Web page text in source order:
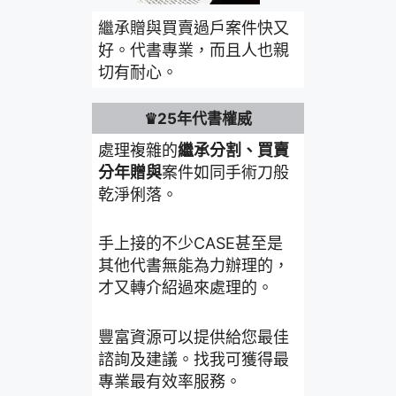
繼承贈與買賣過戶案件快又
好。代書專業，而且人也親
切有耐心。
♛25年代書權威
處理複雜的繼承分割、買賣
分年贈與案件如同手術刀般
乾淨俐落。
手上接的不少CASE甚至是
其他代書無能為力辦理的，
才又轉介紹過來處理的。
豐富資源可以提供給您最佳
諮詢及建議。找我可獲得最
專業最有效率服務。